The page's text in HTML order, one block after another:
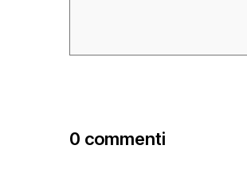
0 commenti